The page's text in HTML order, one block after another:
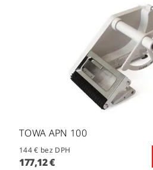
TOWA APN 100
144 € bez DPH
177,12 €